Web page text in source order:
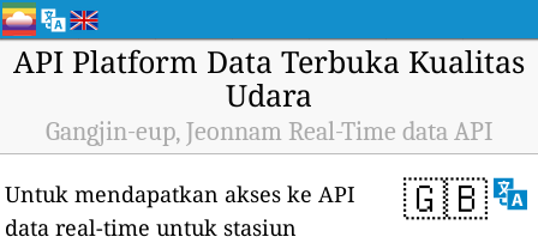
API Platform Data Terbuka Kualitas
Udara
Gangjin-eup, Jeonnam Real-Time data API
🇬🇧
Untuk mendapatkan akses ke API
data real-time untuk stasiun